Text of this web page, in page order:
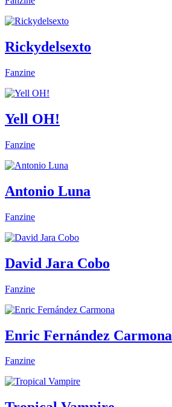
Rickydelsexto
Fanzine
Yell OH!
Fanzine
Antonio Luna
Fanzine
David Jara Cobo
Fanzine
Enric Fernández Carmona
Fanzine